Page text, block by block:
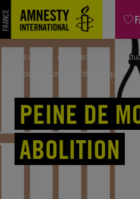
Aller
au
contenu
Accueil Agir avec nous
Explorer toutes nos thématiques
PEINE DE
ABOLITION